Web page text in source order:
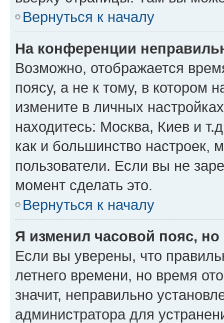
Вернуться к началу
На конференции
Возможно, отображается
поясу, а не к тому, в котором
измените в личных
находитесь: Москва, Киев и
как и большинство настроек,
пользователи. Если вы не
момент сделать это.
Вернуться к началу
Я изменил часовой пояс,
Если вы уверены, что
летнего времени, но время
значит, неправильно
администратора для